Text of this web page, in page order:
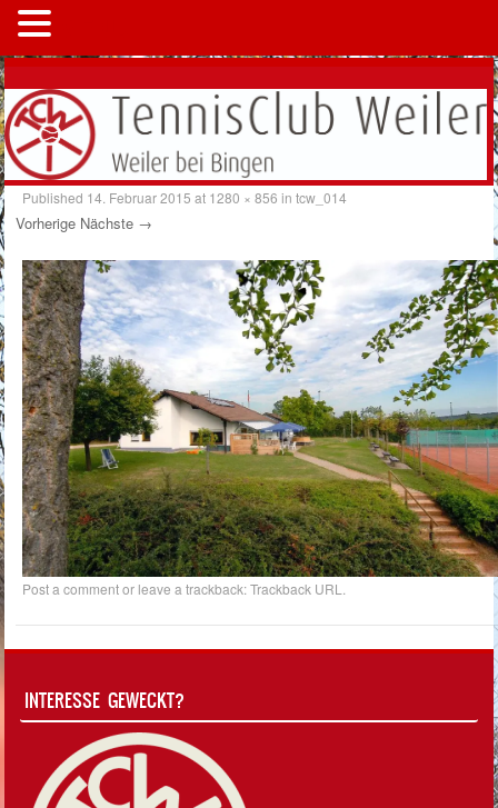
Published 14. Februar 2015 at 1280 × 856 intcw_014
Vorherige Nächste →
Post a commentor leave a trackback:Trackback URL
INTERESSE GEWECKT?